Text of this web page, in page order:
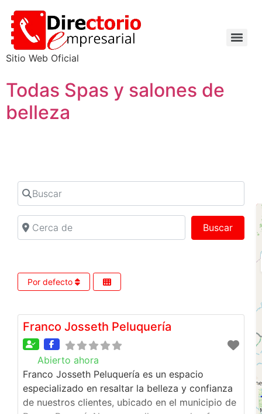
Sitio Web Oficial
Todas Spas y salones de
belleza
Buscar
Cerca de
BuscarBuscar
Por defecto
Franco Josseth Peluquería
Abierto ahora
Franco Josseth Peluquería es un espacio
especializado en resaltar la belleza y confianza
de nuestros clientes, ubicado en el municipio de